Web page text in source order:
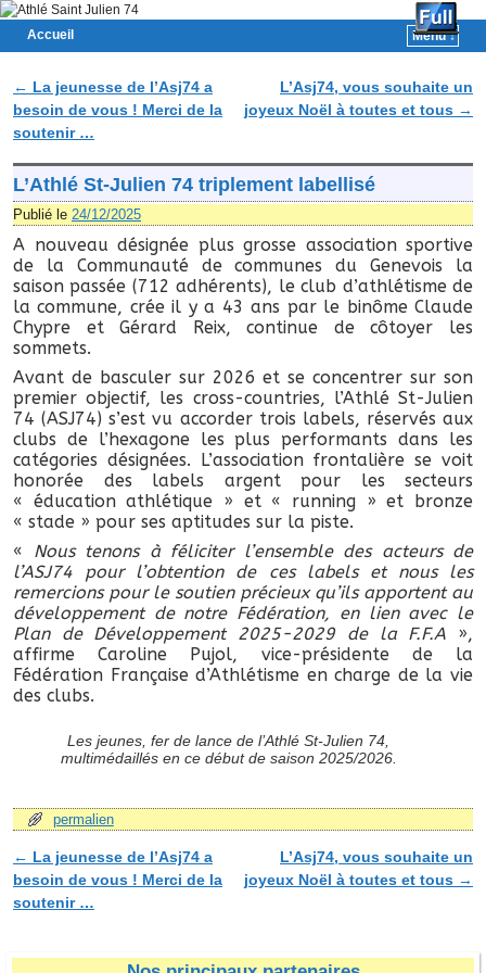
Accueil
Menu ↓
Navigation des articles
← La jeunesse de l’Asj74 a
besoin de vous ! Merci de la
soutenir …
L’Asj74, vous souhaite un
joyeux Noël à toutes et tous →
L’Athlé St-Julien 74 triplement labellisé
Publié le 24/12/2025
A nouveau désignée plus grosse association sportive
de la Communauté de communes du Genevois la
saison passée (712 adhérents), le club d’athlétisme de
la commune, crée il y a 43 ans par le binôme Claude
Chypre et Gérard Reix, continue de côtoyer les
sommets.
Avant de basculer sur 2026 et se concentrer sur son
premier objectif, les cross-countries, l’Athlé St-Julien
74 (ASJ74) s’est vu accorder trois labels, réservés aux
clubs de l’hexagone les plus performants dans les
catégories désignées. L’association frontalière se voit
honorée des labels argent pour les secteurs
« éducation athlétique » et « running » et bronze
« stade » pour ses aptitudes sur la piste.
« Nous tenons à féliciter l’ensemble des acteurs de
l’ASJ74 pour l’obtention de ces labels et nous les
remercions pour le soutien précieux qu’ils apportent au
développement de notre Fédération, en lien avec le
Plan de Développement 2025-2029 de la F.F.A »,
affirme Caroline Pujol, vice-présidente de la
Fédération Française d’Athlétisme en charge de la vie
des clubs.
Les jeunes, fer de lance de l’Athlé St-Julien 74,
multimédaillés en ce début de saison 2025/2026.
permalien
Navigation des articles
← La jeunesse de l’Asj74 a
besoin de vous ! Merci de la
soutenir …
L’Asj74, vous souhaite un
joyeux Noël à toutes et tous →